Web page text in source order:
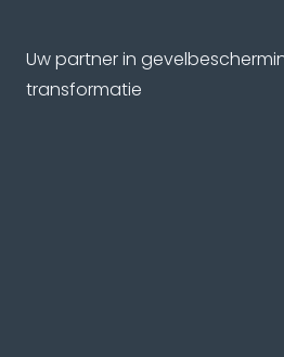
Uw partner in
transformatie